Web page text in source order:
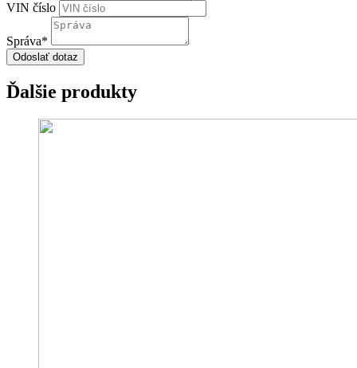
VIN číslo
Správa*
Odoslať dotaz
Ďalšie produkty